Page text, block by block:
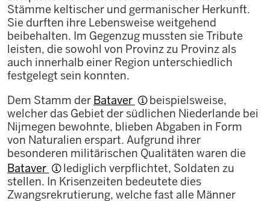
Stämme keltischer und germanischer Herkunft.
Sie durften ihre Lebensweise weitgehend
beibehalten. Im Gegenzug mussten sie Tribute
leisten, die sowohl von Provinz zu Provinz als
auch innerhalb einer Region unterschiedlich
festgelegt sein konnten.
Dem Stamm der Bataver
beispielsweise,
welcher das Gebiet der südlichen Niederlande bei
Nijmegen bewohnte, blieben Abgaben in Form
von Naturalien erspart. Aufgrund ihrer
besonderen militärischen Qualitäten waren die
Bataver
lediglich verpflichtet, Soldaten zu
stellen. In Krisenzeiten bedeutete dies
Zwangsrekrutierung, welche fast alle Männer